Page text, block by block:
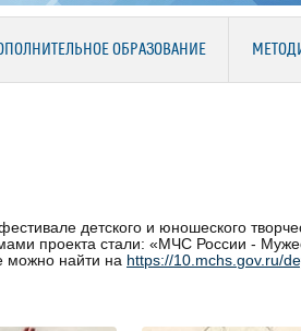
ОБРАЗОВАНИЕ
детского и юношеского
проекта стали: «МЧС России -
можно найти на https://10.mchs.gov.ru/